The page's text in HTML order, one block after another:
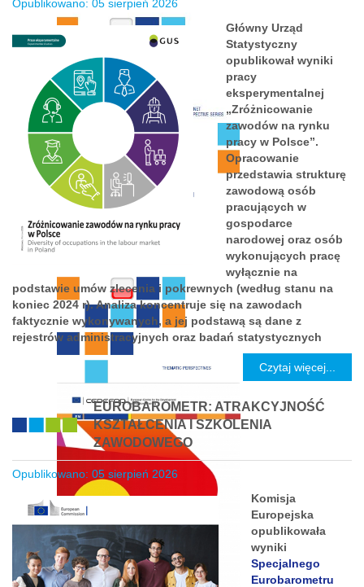
Opublikowano: 05 sierpień 2026
Główny Urząd
Statystyczny
opublikował wyniki
pracy
eksperymentalnej
„Zróżnicowanie
zawodów na rynku
pracy w Polsce”.
Opracowanie
przedstawia strukturę
zawodową osób
pracujących w
gospodarce
narodowej oraz osób
wykonujących pracę
wyłącznie na
podstawie umów zlecenia i pokrewnych (według stanu na
koniec 2024 r). Analiza koncentruje się na zawodach
faktycznie wykonywanych, a jej podstawą są dane z
rejestrów administracyjnych oraz badań statystycznych
Czytaj więcej...
EUROBAROMETR: ATRAKCYJNOŚĆ
KSZTAŁCENIA I SZKOLENIA
ZAWODOWEGO
Opublikowano: 05 sierpień 2026
Komisja
Europejska
opublikowała
wyniki
Specjalnego
Eurobarometru